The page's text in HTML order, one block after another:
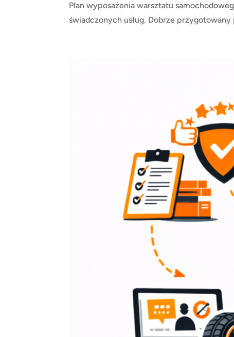
Plan wyposażenia warsztatu
świadczonych usług. Dobrze